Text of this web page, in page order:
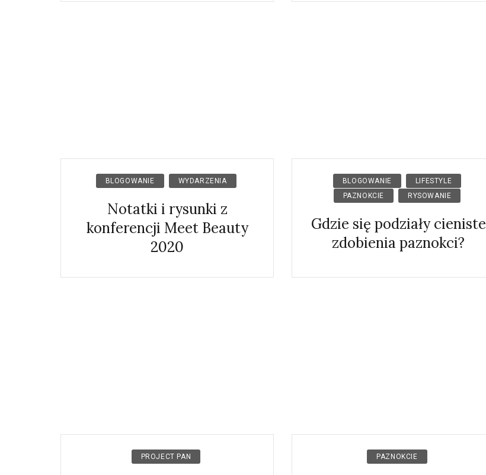
BLOGOWANIE WYDARZENIA
Notatki i rysunki z
konferencji Meet Beauty
2020
BLOGOWANIE
LIFESTYLE
PAZNOKCIE
RYSOWANIE
Gdzie się podziały cieniste
zdobienia paznokci?
PROJECT PAN PAZNOKCIE